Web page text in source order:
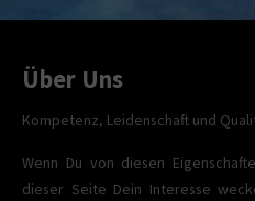
Über Uns
Kompetenz, Leidenschaft und
Wenn Du von diesen
dieser Seite Dein Interesse